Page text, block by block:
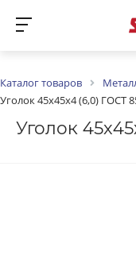
Каталог товаров
Уголок 45х45х4 (6,0) ГОСТ
Уголок